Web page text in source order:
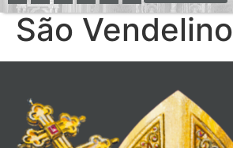
São Vendelino